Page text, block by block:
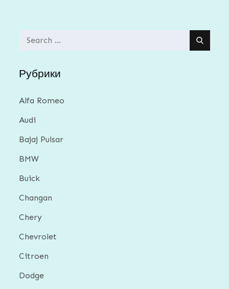
Search
Рубрики
Alfa Romeo
Audi
Bajaj Pulsar
BMW
Buick
Changan
Chery
Chevrolet
Citroen
Dodge